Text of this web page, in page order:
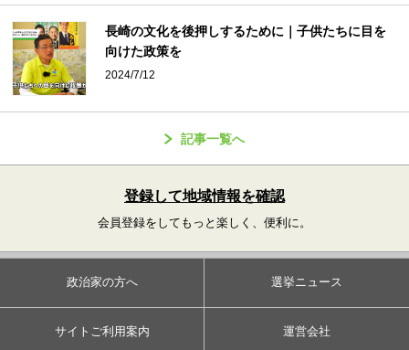
長崎の文化を後押しするために｜子供たちに目を
向けた政策を
2024/7/12
記事一覧へ
登録して地域情報を確認
会員登録をしてもっと楽しく、便利に。
政治家の方へ 選挙ニュース
サイトご利用案内 運営会社